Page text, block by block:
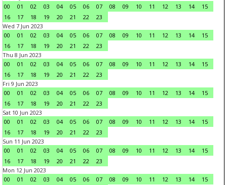
00
01 02 03 04 05 06 07 08 09 10 11 12 13 14
15
16
17 18 19 20 21 22
23
Wed 7 Jun 2023
00
01 02 03 04 05 06 07 08 09 10 11 12 13 14
15
16
17 18 19 20 21 22
23
Thu 8 Jun 2023
00
01 02 03 04 05 06 07 08 09 10 11 12 13 14
15
16
17 18 19 20 21 22
23
Fri 9 Jun 2023
00
01 02 03 04 05 06 07 08 09 10 11 12 13 14
15
16
17 18 19 20 21 22
23
Sat 10 Jun 2023
00
01 02 03 04 05 06 07 08 09 10 11 12 13 14
15
16
17 18 19 20 21 22
23
Sun 11 Jun 2023
00
01 02 03 04 05 06 07 08 09 10 11 12 13 14
15
16
17 18 19 20 21 22
23
Mon 12 Jun 2023
00
01 02 03 04 05 06 07 08 09 10 11 12 13 14
15